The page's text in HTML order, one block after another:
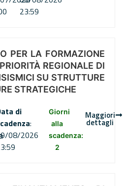
23:59
PER LA FORMAZIONE
REGIONALE DI
SU STRUTTURE
STRATEGICHE
di
:
08/2026
Giorni
alla
scadenza:
2
Maggiori
dettagli